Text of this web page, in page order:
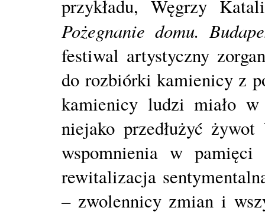
przykładu, Węgrzy
Pożegnanie domu.
festiwal artystyczny
do rozbiórki kamienicy z
kamienicy ludzi miało w
niejako przedłużyć
wspomnienia w
rewitalizacja
– zwolennicy zmian i